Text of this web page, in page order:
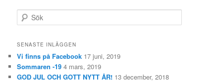
ö
SENASTE INLÄGGEN
Vi finns på Facebook 17 juni, 2019
Sommaren -19 4 mars, 2019
GOD JUL OCH GOTT NYTT ÅR! 13 december, 2018